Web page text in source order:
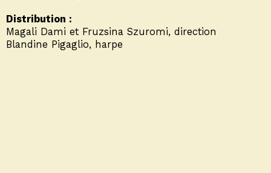
Distribution :
Magali Dami et Fruzsina Szuromi, direction
Blandine Pigaglio, harpe